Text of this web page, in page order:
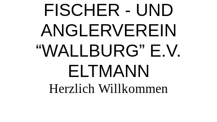
FISCHER - UND
ANGLERVEREIN
“WALLBURG” E.V.
ELTMANN
Herzlich Willkommen